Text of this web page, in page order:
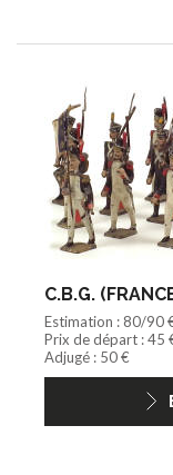
C.B.G.
Estimation : 80/90
Prix de départ : 45
Adjugé : 50 €